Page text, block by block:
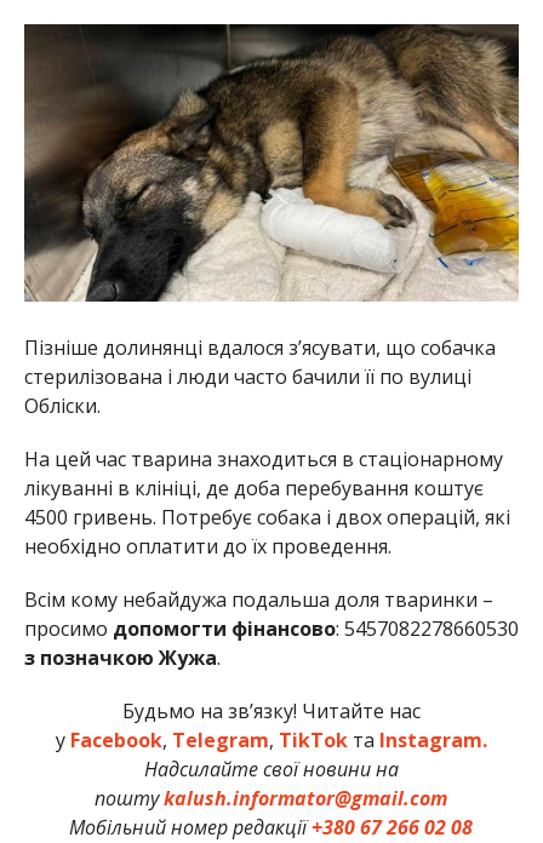
Пізніше долинянці вдалося з’ясувати, що собачка
стерилізована і люди часто бачили її по вулиці
Обліски.
На цей час тварина знаходиться в стаціонарному
лікуванні в клініці, де доба перебування коштує
4500 гривень. Потребує собака і двох операцій, які
необхідно оплатити до їх проведення.
Всім кому небайдужа подальша доля тваринки –
просимо допомогти фінансово: 5457082278660530
з позначкою Жужа.
Будьмо на зв’язку! Читайте нас
у Facebook, Telegram, TikTokта Instagram.
Надсилайте свої новини на
поштуkalush.informator@gmail.com
Мобільний номер редакції+380 67 266 02 08